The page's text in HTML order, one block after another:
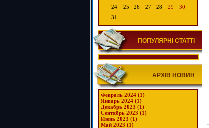
24
25 26 27 28 29
30
31
ПОПУЛЯРНІ СТАТТІ
АРХІВ НОВИН
Февраль 2024 (1)
Январь 2024 (1)
Декабрь 2023 (1)
Сентябрь 2023 (1)
Июнь 2023 (1)
Май 2023 (1)